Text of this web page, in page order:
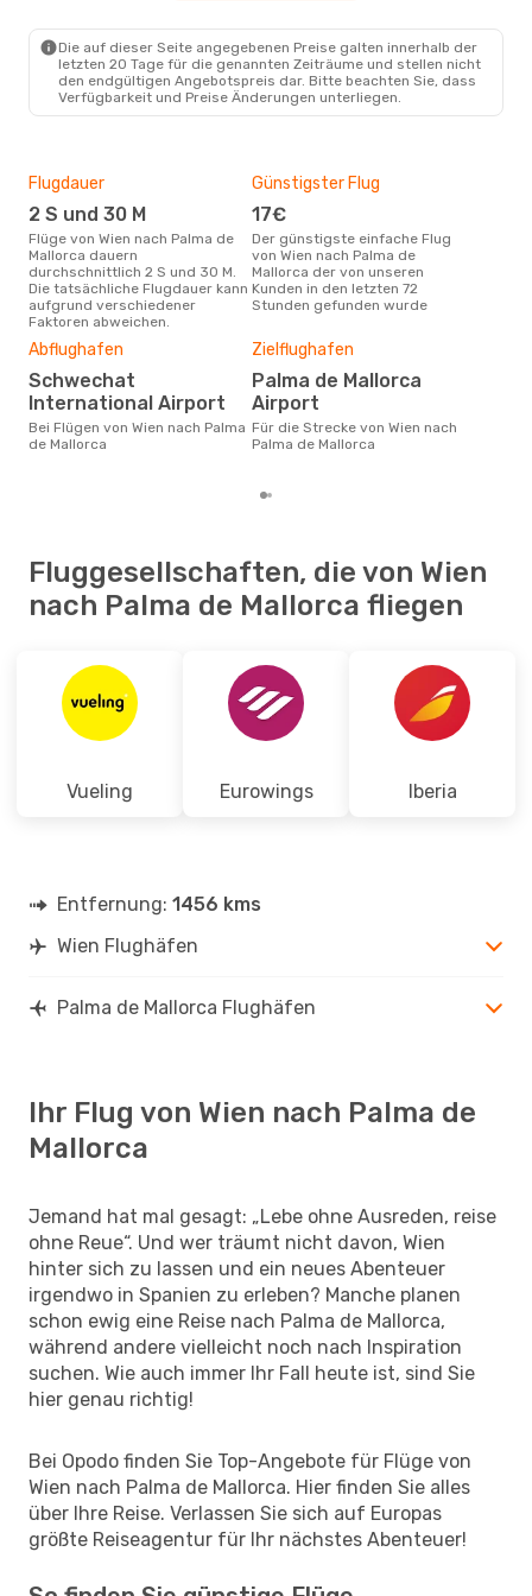
Die auf dieser Seite angegebenen Preise galten innerhalb der
letzten 20 Tage für die genannten Zeiträume und stellen nicht
den endgültigen Angebotspreis dar. Bitte beachten Sie, dass
Verfügbarkeit und Preise Änderungen unterliegen.
Flugdauer
2 S und 30 M
Flüge von Wien nach Palma de
Mallorca dauern
durchschnittlich 2 S und 30 M.
Die tatsächliche Flugdauer kann
aufgrund verschiedener
Faktoren abweichen.
Günstigster Flug
17€
Der günstigste einfache Flug
von Wien nach Palma de
Mallorca der von unseren
Kunden in den letzten 72
Stunden gefunden wurde
Abflughafen
Schwechat
International Airport
Bei Flügen von Wien nach Palma
de Mallorca
Zielflughafen
Palma de Mallorca
Airport
Für die Strecke von Wien nach
Palma de Mallorca
Fluggesellschaften, die von Wien
nach Palma de Mallorca fliegen
Vueling Eurowings Iberia
Entfernung: 1456 kms
Wien Flughäfen
Palma de Mallorca Flughäfen
Ihr Flug von Wien nach Palma de
Mallorca
Jemand hat mal gesagt: „Lebe ohne Ausreden, reise
ohne Reue“. Und wer träumt nicht davon, Wien
hinter sich zu lassen und ein neues Abenteuer
irgendwo in Spanien zu erleben? Manche planen
schon ewig eine Reise nach Palma de Mallorca,
während andere vielleicht noch nach Inspiration
suchen. Wie auch immer Ihr Fall heute ist, sind Sie
hier genau richtig!
Bei Opodo finden Sie Top-Angebote für Flüge von
Wien nach Palma de Mallorca. Hier finden Sie alles
über Ihre Reise. Verlassen Sie sich auf Europas
größte Reiseagentur für Ihr nächstes Abenteuer!